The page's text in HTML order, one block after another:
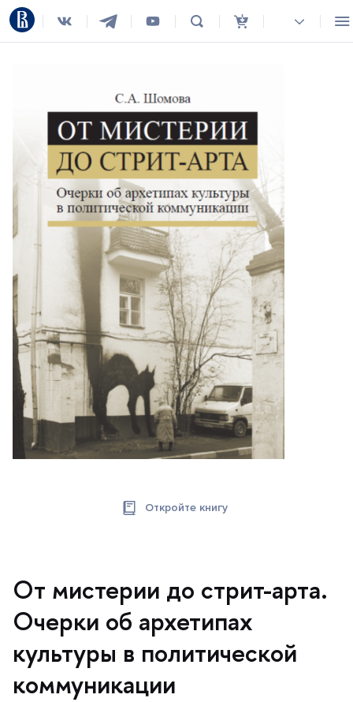
Откройте книгу
От мистерии до стрит-арта.
Очерки об архетипах
культуры в политической
коммуникации